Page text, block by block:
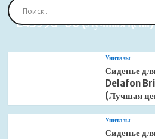
(Лучшая
Сиденье для унитаза
E4359G-00 (Лучшая цена)
Унитазы
Сиденье
Delafon
(Лучшая
Унитазы
Сиденье